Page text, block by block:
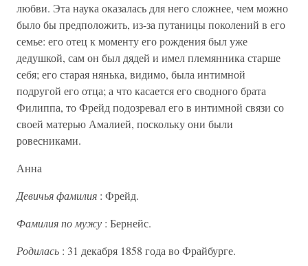
любви. Эта наука оказалась для него сложнее, чем можно
было бы предположить, из-за путаницы поколений в его
семье: его отец к моменту его рождения был уже
дедушкой, сам он был дядей и имел племянника старше
себя; его старая нянька, видимо, была интимной
подругой его отца; а что касается его сводного брата
Филиппа, то Фрейд подозревал его в интимной связи со
своей матерью Амалией, поскольку они были
ровесниками.
Анна
Девичья фамилия : Фрейд.
Фамилия по мужу : Бернейс.
Родилась : 31 декабря 1858 года во Фрайбурге.